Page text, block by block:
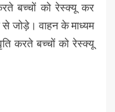
बच्चों को रेस्क्यू कर
से जोड़े। वाहन के माध्यम
करते बच्चों को रेस्क्यू